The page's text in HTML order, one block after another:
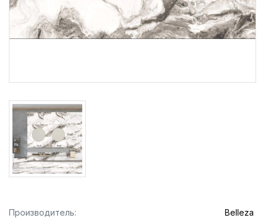
Производитель: Belleza